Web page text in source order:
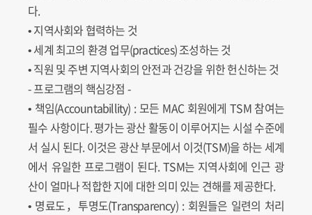
다.
• 지역사회와 협력하는 것
• 세계 최고의 환경 업무(practices) 조성하는 것
• 직원 및 주변 지역사회의 안전과 건강을 위한 헌신하는 것
- 프로그램의 핵심강점 -
• 책임(Accountabillity) : 모든 MAC 회원에게 TSM 참여는
필수 사항이다. 평가는 광산 활동이 이루어지는 시설 수준에
서 실시 된다. 이것은 광산 부문에서 이것(TSM)을 하는 세계
에서 유일한 프로그램이 된다. TSM는 지역사회에 인근 광
산이 얼마나 적합한 지에 대한 의미 있는 견해를 제공한다.
• 명료도，투명도(Transparency) : 회원들은 일련의 처리